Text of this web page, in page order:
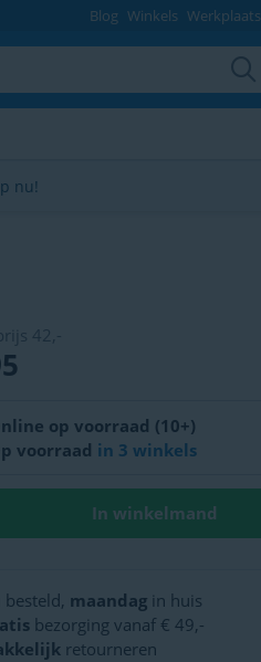
Blog Winkels Werkplaats
nu!
42,-
Online op voorraad (10+)
voorraad in 3 winkels
In winkelmand
besteld, maandagin huis
bezorging vanaf € 49,-
retourneren